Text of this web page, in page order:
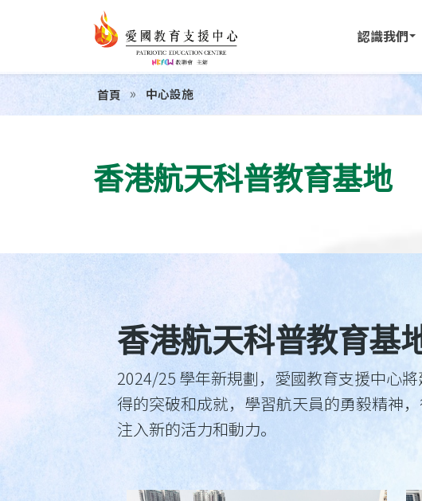
認識我們
首頁 中心設施
香港航天科普教育基地
香港航天科普教育基
2024/25 學年新規劃，愛國教育支援中心
得的突破和成就，學習航天員的勇毅精神
注入新的活力和動力。